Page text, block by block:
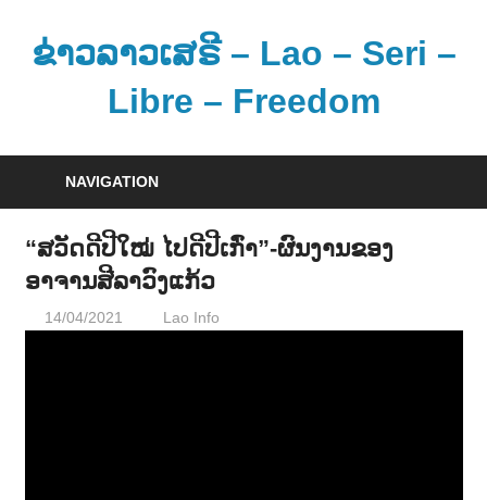
contentຂ່າວລາວເສຣີ – Lao – Seri –
Libre – Freedom
ະ
NAVIGATION
“ສວັດດີປີໃໝ່ ໄປດີປີເກົ່າ”-ຜົນງານຂອງ
ອາຈານສີລາວົງແກ້ວ
14/04/2021 Lao Info